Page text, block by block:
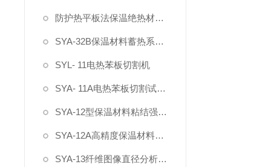
防护热平板法保温绝热材料导热系数测试仪
SYA-32B保温材料蓄热系数测试仪
SYL- 11电热苯板切割机
SYA- 11A电热苯板切割试验机
SYA-12型保温材料粘结强度检测仪
SYA-12A高精度保温材料粘结强度检测仪
SYA-13纤维图像直径分析测定仪